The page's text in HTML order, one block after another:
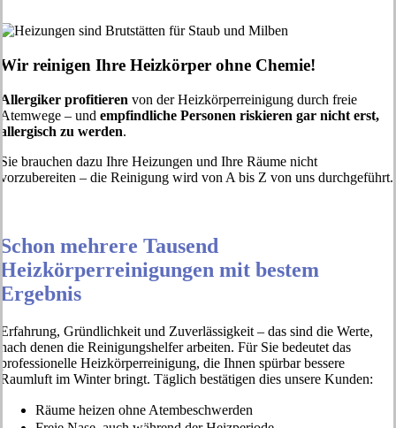
Wir reinigen Ihre Heizkörper ohne Chemie!
Allergiker profitieren von der Heizkörperreinigung durch freie
Atemwege – und empfindliche Personen riskieren gar nicht erst,
allergisch zu werden.
Sie brauchen dazu Ihre Heizungen und Ihre Räume nicht
vorzubereiten – die Reinigung wird von A bis Z von uns durchgeführt.
Schon mehrere Tausend
Heizkörperreinigungen mit bestem
Ergebnis
Erfahrung, Gründlichkeit und Zuverlässigkeit – das sind die Werte,
nach denen die Reinigungshelfer arbeiten. Für Sie bedeutet das
professionelle Heizkörperreinigung, die Ihnen spürbar bessere
Raumluft im Winter bringt. Täglich bestätigen dies unsere Kunden:
Räume heizen ohne Atembeschwerden